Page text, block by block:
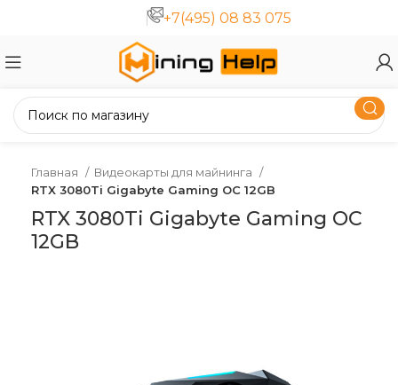
+7(495) 08 83 075
Главная
Видеокарты для майнинга
RTX 3080Ti Gigabyte Gaming OC 12GB
RTX 3080Ti Gigabyte Gaming OC
12GB